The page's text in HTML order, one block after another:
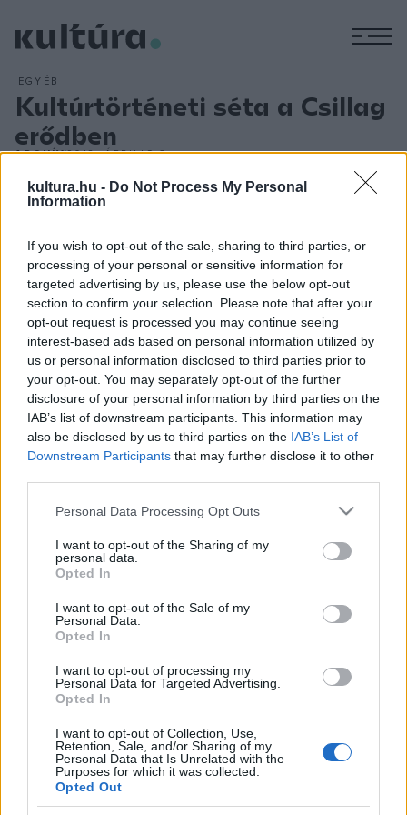
kultura.hu - Do Not Process My Personal
Information
If you wish to opt-out of the sale, sharing to third parties, or
processing of your personal or sensitive information for
targeted advertising by us, please use the below opt-out
section to confirm your selection. Please note that after your
opt-out request is processed you may continue seeing
interest-based ads based on personal information utilized by
us or personal information disclosed to third parties prior to
your opt-out. You may separately opt-out of the further
disclosure of your personal information by third parties on the
IAB’s list of downstream participants. This information may
also be disclosed by us to third parties on the IAB’s List of
Downstream Participants that may further disclose it to other
Please note that this website/app uses one or more Google
not limited to your visit or usage behaviour. You may click to
grant or deny consent to Google and its third-party tags to
use your data for below specified purposes in below Google
consent section.
Personal Data Processing Opt Outs
I want to opt-out of the Sharing of my
personal data.
Opted In
I want to opt-out of the Sale of my
Personal Data.
Opted In
I want to opt-out of processing my
Personal Data for Targeted Advertising.
Opted In
I want to opt-out of Collection, Use,
Retention, Sale, and/or Sharing of my
Personal Data that Is Unrelated with the
Purposes for which it was collected.
Opted Out
EGYÉB
Kultúrtörténeti séta a Csillag
erődben
ARCHÍV2018. ÁPRILIS 6.
Nagy kultúrtörténeti séta lesz a komáromi Csillag erőd jövő
nyáron megnyíló kiállítása, amelynek részeként
reneszánszig ? mondta Baán László, a Szépművészeti
Múzeum?Magyar Nemzeti Galéria főigazgatója az M1 aktuális
csatornán április 5-én. Hozzátette: több száz szobor
másolatát készítették el és őrizték a Szépművészeti
Múzeumban és a második világháborúig ott mutatták be
ezeket, később pedig raktározták részben a múzeum
Román Csarnokában.